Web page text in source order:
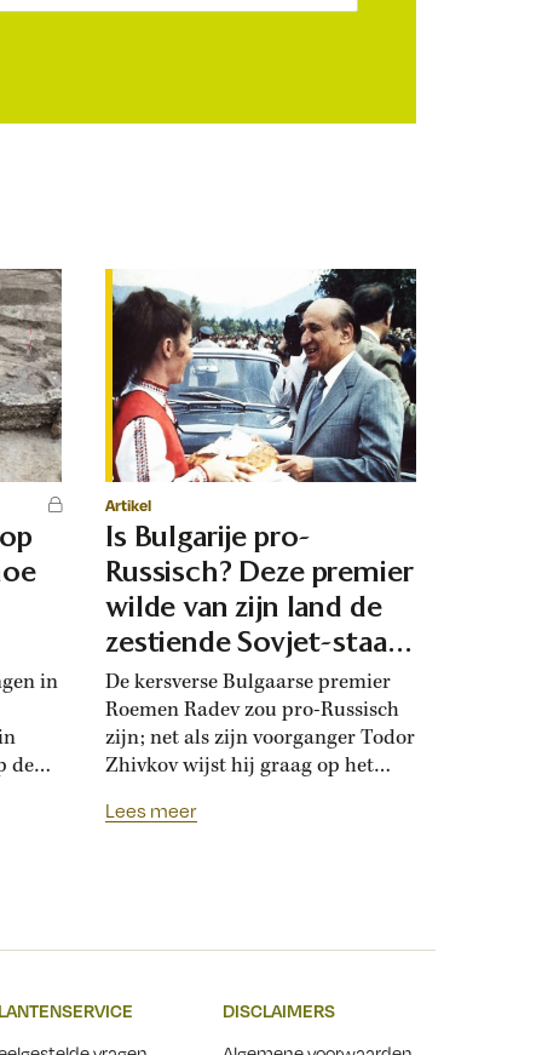
in
de
Artikel
Is Bulgarije pro-
Russisch? Deze premier
wilde van zijn land de
zestiende Sovjet-staat
maken
De kersverse Bulgaarse premier
Roemen Radev zou pro-Russisch
zijn; net als zijn voorganger Todor
Zhivkov wijst hij graag op het
1878. Die vroegere premier was zo
Lees meer
DISCLAIMERS